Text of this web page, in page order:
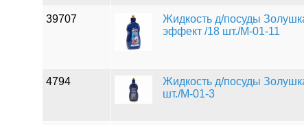
39707
Жидкость д/посуды
эффект /18 шт./М-01-11
4794
Жидкость д/посуды
шт./М-01-3